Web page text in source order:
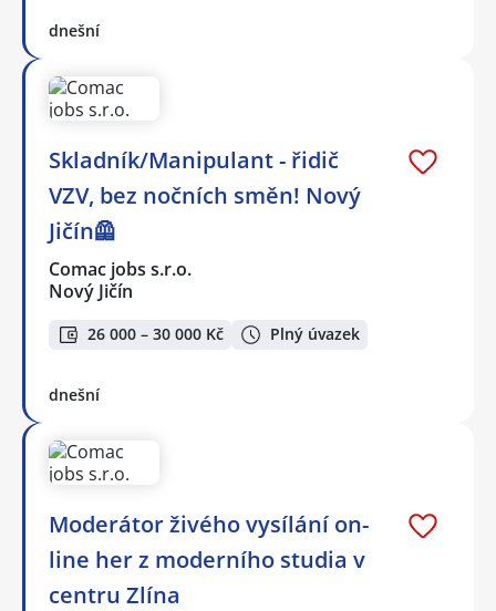
dnešní
Skladník/Manipulant - řidič
VZV, bez nočních směn! Nový
Jičín🦺
Comac jobs s.r.o.
Nový Jičín
26 000 – 30 000 Kč Plný úvazek
dnešní
Moderátor živého vysílání on-
line her z moderního studia v
centru Zlína